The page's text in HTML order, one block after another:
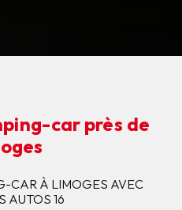
car près de
CAR À LIMOGES AVEC
AUTOS 16